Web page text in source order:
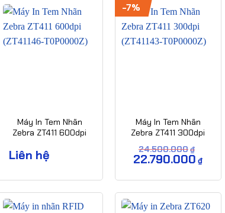
Máy In Tem Nhãn
Zebra ZT411 600dpi
Liên hệ
-7%
Máy In Tem Nhãn
Zebra ZT411 300dpi
24.500.000₫
Giá
gốc
24.500.000₫.
22.790.000 ₫Giá
là: